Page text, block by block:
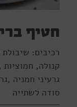
חטיף
קנולה,
גרעיני חמניה
סודה לשתייה